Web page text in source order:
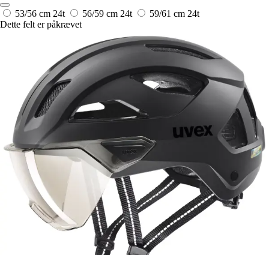
53/56 cm 24t 56/59 cm 24t 59/61 cm 24t
Dette felt er påkrævet